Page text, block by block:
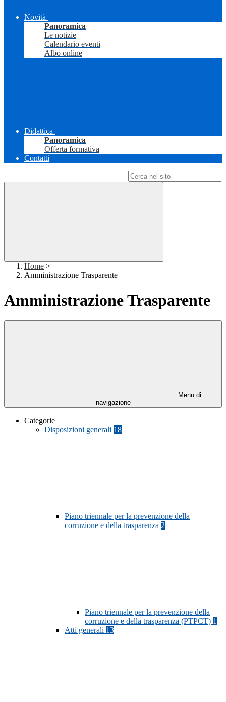
Novità
Panoramica
Le notizie
Calendario eventi
Albo online
Didattica
Panoramica
Offerta formativa
Contatti
Home >
Amministrazione Trasparente
Amministrazione Trasparente
Menu di
navigazione
Categorie
Disposizioni generali 18
Piano triennale per la prevenzione della
corruzione e della trasparenza 2
Piano triennale per la prevenzione della
corruzione e della trasparenza (PTPCT) 1
Atti generali 13